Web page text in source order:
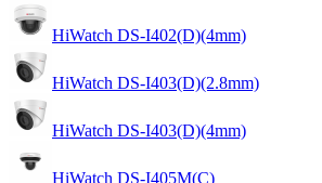
HiWatch DS-I402(D)(4mm)
HiWatch DS-I403(D)(2.8mm)
HiWatch DS-I403(D)(4mm)
HiWatch DS-I405M(C)